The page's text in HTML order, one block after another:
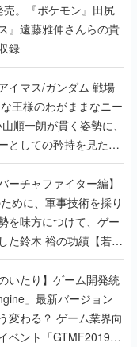
。『ポケモン』田尻
』遠藤雅伸さんらの貴
録
マス/ガンダム 戦場
王様のわがままなニー
順一朗が貫く姿勢に、
としての矜持を見た
回】
ーチャファイター編】
めに、軍事技術を採り
を味方につけて、ゲー
た鈴木 裕の功績【若ゲ
いたり】ゲーム開発統
」最新バージョン
変わる？ ゲーム業界向
ベント「GTMF2019」